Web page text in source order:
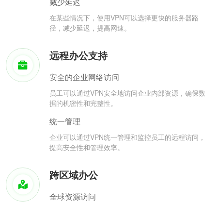
在某些情况下，使用VPN可以选择更快的服务器路
径，减少延迟，提高网速。
远程办公支持
安全的企业网络访问
员工可以通过VPN安全地访问企业内部资源，确保数
据的机密性和完整性。
统一管理
企业可以通过VPN统一管理和监控员工的远程访问，
提高安全性和管理效率。
跨区域办公
全球资源访问